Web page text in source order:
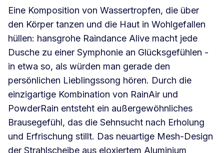
Eine Komposition von Wassertropfen, die über
den Körper tanzen und die Haut in Wohlgefallen
hüllen: hansgrohe Raindance Alive macht jede
Dusche zu einer Symphonie an Glücksgefühlen -
in etwa so, als würden man gerade den
persönlichen Lieblingssong hören. Durch die
einzigartige Kombination von RainAir und
PowderRain entsteht ein außergewöhnliches
Brausegefühl, das die Sehnsucht nach Erholung
und Erfrischung stillt. Das neuartige Mesh-Design
der Strahlscheibe aus eloxiertem Aluminium